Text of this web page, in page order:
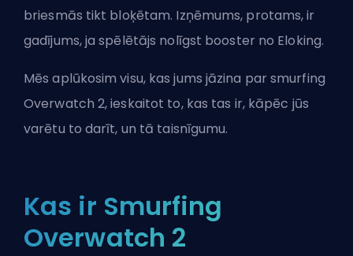
briesmās tikt bloķētam. Izņēmums, protams, ir
gadījums, ja spēlētājs nolīgst booster no Eloking.
Mēs aplūkosim visu, kas jums jāzina par smurfing
Overwatch 2, ieskaitot to, kas tas ir, kāpēc jūs
varētu to darīt, un tā taisnīgumu.
Kas ir Smurfing
Overwatch 2